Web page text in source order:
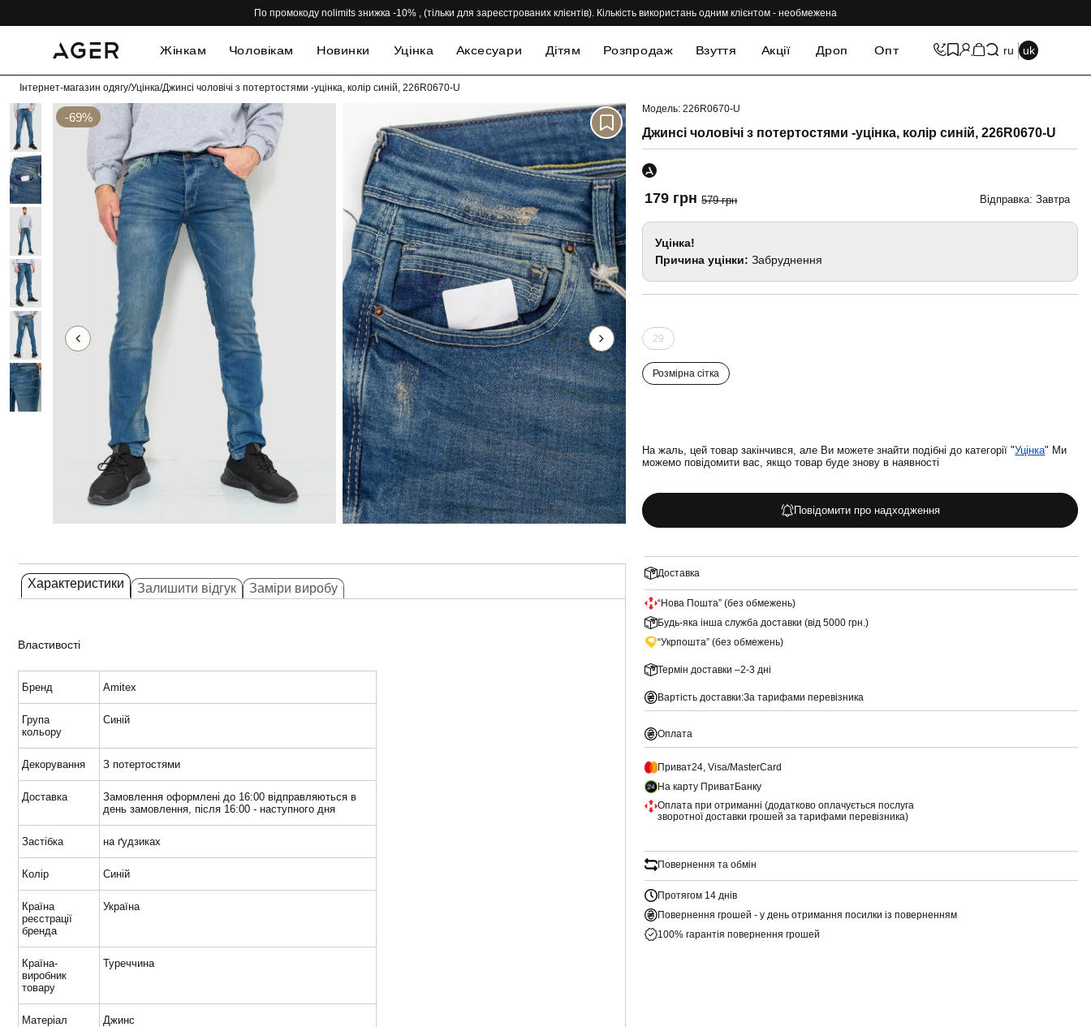
По промокоду nolimits знижка -10% , (тільки для зареєстрованих клієнтів). Кількість використань одним клієнтом - необмежена
Жінкам Чоловікам Новинки Уцінка Аксесуари Дітям Розпродаж Взуття Акції Дроп Опт ru uk
Інтернет-магазин одягу/Уцінка/Джинсі чоловічі з потертостями -уцінка, колір синій, 226R0670-U
-69% -69%
Характеристики Залишити відгук Заміри виробу
Властивості
Бренд Amitex
Група
кольору
Синій
Декорування З потертостями
Доставка
Замовлення оформлені до 16:00 відправляються в
день замовлення, після 16:00 - наступного дня
Застібка на ґудзиках
Колір Синій
Країна
реєстрації
бренда
Україна
Країна-
виробник
товару
Туреччина
Матеріал Джинс
Модель: 226R0670-U
Джинсі чоловічі з потертостями -уцінка, колір синій, 226R0670-U
179 грн 579 грн Відправка: Завтра
Уцінка!
Причина уцінки: Забруднення
29
Розмірна сітка
На жаль, цей товар закінчився, але Ви можете знайти подібні до категорії "Уцінка" Ми
можемо повідомити вас, якщо товар буде знову в наявності
Повідомити про надходження
Доставка
“Нова Пошта” (без обмежень)
Будь-яка інша служба доставки (від 5000 грн.)
“Укрпошта” (без обмежень)
Термін доставки –2-3 дні
Вартість доставки:За тарифами перевізника
Оплата
Приват24, Visa/MasterCard
На карту ПриватБанку
Оплата при отриманні (додатково оплачується послуга
зворотної доставки грошей за тарифами перевізника)
Повернення та обмін
Протягом 14 днів
Повернення грошей - у день отримання посилки із поверненням
100% гарантія повернення грошей